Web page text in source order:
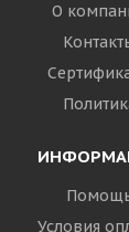
О
Условия